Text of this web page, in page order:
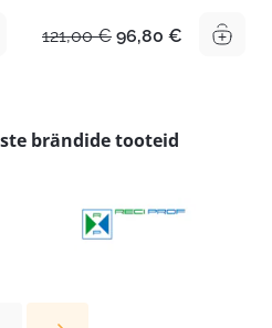
121,00€ Algne
96,80 € Praegune
brändide tooteid